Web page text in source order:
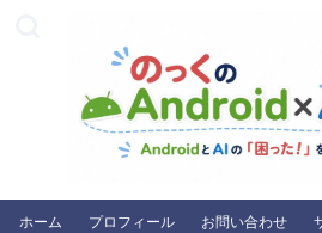
ホーム プロフィール お問い合わせ